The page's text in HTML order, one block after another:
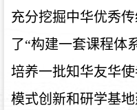
充分挖掘中华优秀
了“构建一套课程体
培养一批知华友华
模式创新和研学基